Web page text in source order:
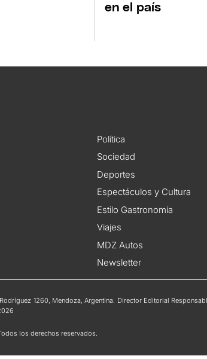
en el país
Política
Sociedad
Deportes
Espectáculos y Cultura
Estilo Gastronomía
Viajes
MDZ Autos
Newsletter
1260, Mendoza, Argentina. Director Editorial
los derechos reservados.